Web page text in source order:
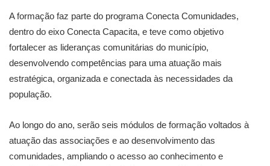
A formação faz parte do programa Conecta Comunidades,
dentro do eixo Conecta Capacita, e teve como objetivo
fortalecer as lideranças comunitárias do município,
desenvolvendo competências para uma atuação mais
estratégica, organizada e conectada às necessidades da
população.
Ao longo do ano, serão seis módulos de formação voltados à
atuação das associações e ao desenvolvimento das
comunidades, ampliando o acesso ao conhecimento e